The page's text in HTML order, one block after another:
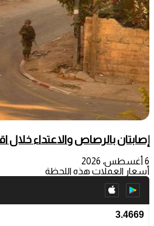
إصابتان بالرصاص والاعتداء خلال
6 أغسطس، 2026
أسعار العملات هذه اللحظة